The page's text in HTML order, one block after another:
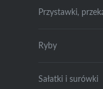
Przystawki,
Ryby
Sałatki i surówki